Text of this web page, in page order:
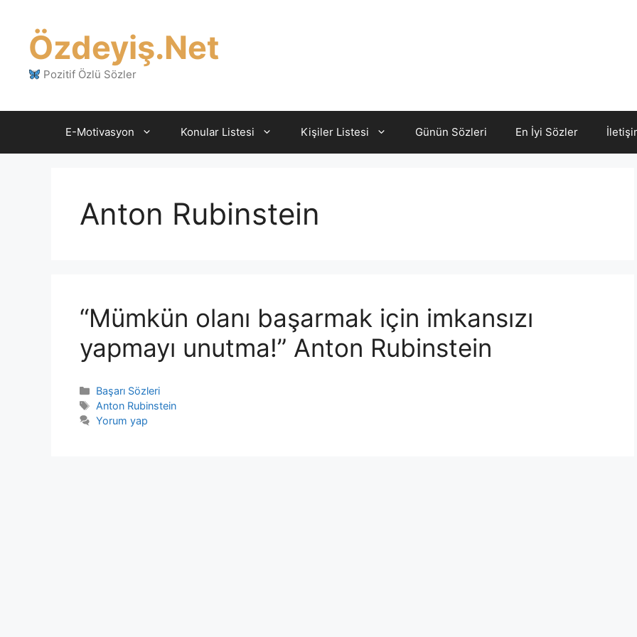
Özdeyiş.Net
Pozitif Özlü Sözler
E-Motivasyon Konular Listesi Kişiler Listesi Günün Sözleri En İyi Sözler
Anton Rubinstein
“Mümkün olanı başarmak için imkansızı
yapmayı unutma!” Anton Rubinstein
Kategoriler
Başarı Sözleri
Etiketler
Anton Rubinstein
Yorum yap